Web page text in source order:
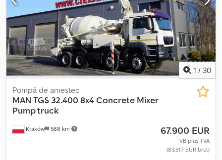
metri 426 luni!!! Cutie de viteze manuală Aer condiționat Trapă
Tahograf Radio Blocare diferențial Stare tehnică foarte bună
1 / 30
Kraków 588 km
Pompă de amestec
MAN TGS 32.400 8x4 Concrete Mixer
Pump truck
67.900 EUR
VB plus TVA
(83.517 EUR brut)